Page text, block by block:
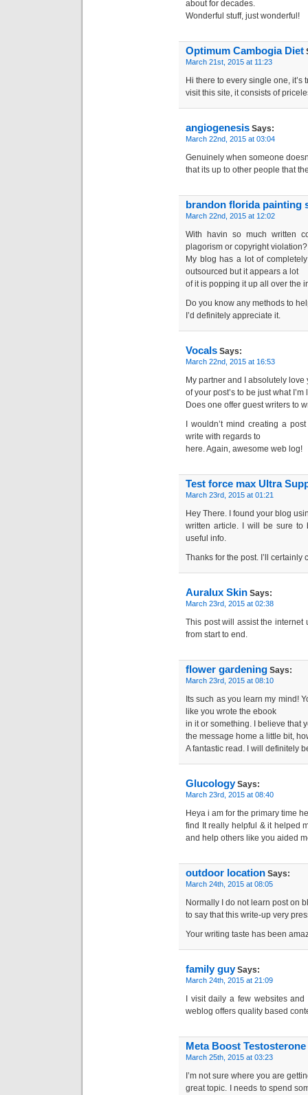
about for decades.
Wonderful stuff, just wonderful!
Optimum Cambogia Diet
March 21st, 2015 at 11:23
Hi there to every single one, it’s
visit this site, it consists of
angiogenesis Says:
March 22nd, 2015 at 03:04
Genuinely when someone
that its up to other people that
brandon florida painting
March 22nd, 2015 at 12:02
With havin so much written
plagorism or copyright violation?
My blog has a lot of
outsourced but it appears a lot
of it is popping it up all over the
Do you know any methods to
I’d definitely appreciate it.
Vocals Says:
March 22nd, 2015 at 16:53
My partner and I absolutely
of your post’s to be just what I’m
Does one offer guest writers to
I wouldn’t mind creating a
write with regards to
here. Again, awesome web log!
Test force max Ultra
March 23rd, 2015 at 01:21
Hey There. I found your blog
written article. I will be sure to
useful info.
Thanks for the post. I’ll certainly
Auralux Skin Says:
March 23rd, 2015 at 02:38
This post will assist the
from start to end.
flower gardening Says:
March 23rd, 2015 at 08:10
Its such as you learn my mind!
like you wrote the ebook
in it or something. I believe that
the message home a little bit,
A fantastic read. I will definitely
GlucologySays:
March 23rd, 2015 at 08:40
Heya i am for the primary time
find It really helpful & it helped
and help others like you aided
outdoor location Says:
March 24th, 2015 at 08:05
Normally I do not learn post on
to say that this write-up very
Your writing taste has been
family guySays:
March 24th, 2015 at 21:09
I visit daily a few websites
weblog offers quality based
Meta Boost Testosterone
March 25th, 2015 at 03:23
I’m not sure where you are
great topic. I needs to spend